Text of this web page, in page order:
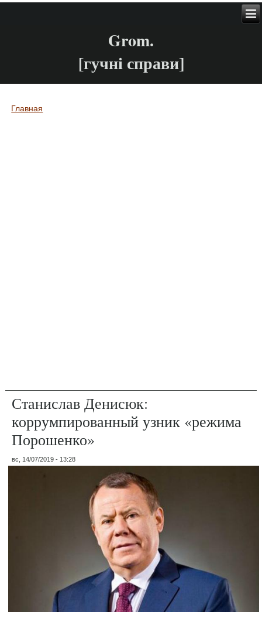
Grom.
[гучні справи]
Вы здесь
Главная
Станислав Денисюк:
коррумпированный узник «режима
Порошенко»
вс, 14/07/2019 - 13:28